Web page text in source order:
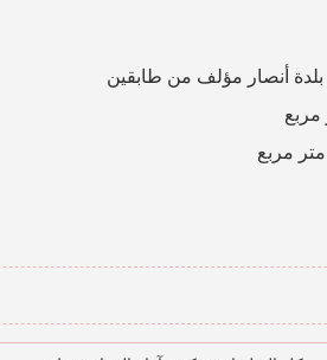
أنصار مؤلف من طابقين